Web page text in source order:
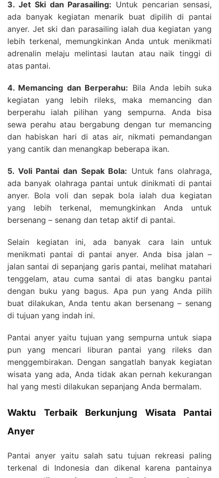
3. Jet Ski dan Parasailing: Untuk pencarian sensasi,
ada banyak kegiatan menarik buat dipilih di pantai
anyer. Jet ski dan parasailing ialah dua kegiatan yang
lebih terkenal, memungkinkan Anda untuk menikmati
adrenalin melaju melintasi lautan atau naik tinggi di
atas pantai.
4. Memancing dan Berperahu: Bila Anda lebih suka
kegiatan yang lebih rileks, maka memancing dan
berperahu ialah pilihan yang sempurna. Anda bisa
sewa perahu atau bergabung dengan tur memancing
dan habiskan hari di atas air, nikmati pemandangan
yang cantik dan menangkap beberapa ikan.
5. Voli Pantai dan Sepak Bola: Untuk fans olahraga,
ada banyak olahraga pantai untuk dinikmati di pantai
anyer. Bola voli dan sepak bola ialah dua kegiatan
yang lebih terkenal, memungkinkan Anda untuk
bersenang – senang dan tetap aktif di pantai.
Selain kegiatan ini, ada banyak cara lain untuk
menikmati pantai di pantai anyer. Anda bisa jalan –
jalan santai di sepanjang garis pantai, melihat matahari
tenggelam, atau cuma santai di atas bangku pantai
dengan buku yang bagus. Apa pun yang Anda pilih
buat dilakukan, Anda tentu akan bersenang – senang
di tujuan yang indah ini.
Pantai anyer yaitu tujuan yang sempurna untuk siapa
pun yang mencari liburan pantai yang rileks dan
menggembirakan. Dengan sangatlah banyak kegiatan
wisata yang ada, Anda tidak akan pernah kekurangan
hal yang mesti dilakukan sepanjang Anda bermalam.
Waktu Terbaik Berkunjung Wisata Pantai
Anyer
Pantai anyer yaitu salah satu tujuan rekreasi paling
terkenal di Indonesia dan dikenal karena pantainya